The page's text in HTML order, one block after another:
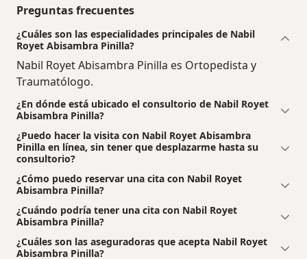
Preguntas frecuentes
¿Cuáles son las especialidades principales de Nabil
Royet Abisambra Pinilla?
Nabil Royet Abisambra Pinilla es Ortopedista y
Traumatólogo.
¿En dónde está ubicado el consultorio de Nabil Royet
Abisambra Pinilla?
¿Puedo hacer la visita con Nabil Royet Abisambra
Pinilla en línea, sin tener que desplazarme hasta su
consultorio?
¿Cómo puedo reservar una cita con Nabil Royet
Abisambra Pinilla?
¿Cuándo podría tener una cita con Nabil Royet
Abisambra Pinilla?
¿Cuáles son las aseguradoras que acepta Nabil Royet
Abisambra Pinilla?